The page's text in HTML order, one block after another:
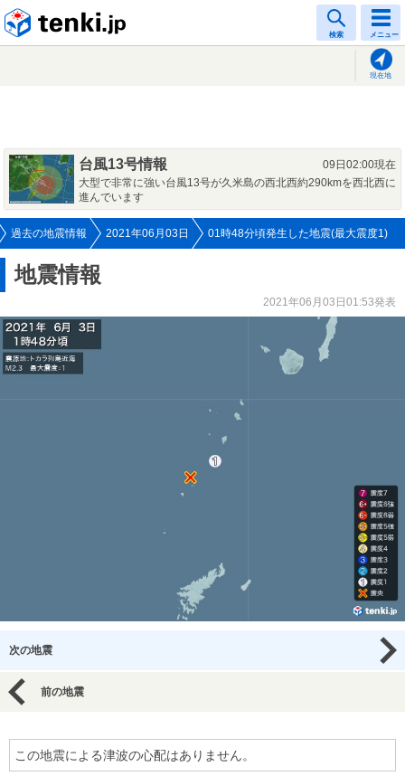
検索 メニュー
現在地
台風13号情報
09日02:00現在
大型で非常に強い台風13号が久米島の西北西約290kmを西北西に
進んでいます
過去の地震情報 2021年06月03日 01時48分頃発生した地震(最大震度1)
地震情報
2021年06月03日01:53発表
次の地震
前の地震
この地震による津波の心配はありません。